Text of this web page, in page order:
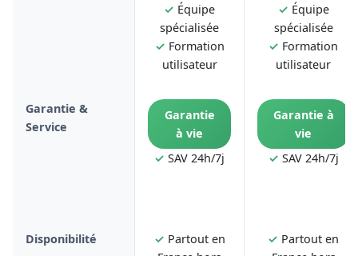
✓ Équipe
spécialisée
✓ Formation
utilisateur
✓ Équipe
spécialisée
✓ Formation
utilisateur
Garantie &
Service
Garantie
à vie
✓ SAV 24h/7j
Garantie à
vie
✓ SAV 24h/7j
Disponibilité ✓ Partout en
✓ Partout en